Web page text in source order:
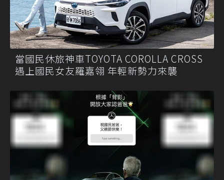
當國民休旅神車TOYOTA COROLLA CROSS
遇上國民女友羅嘉翎 年輕新勢力來襲